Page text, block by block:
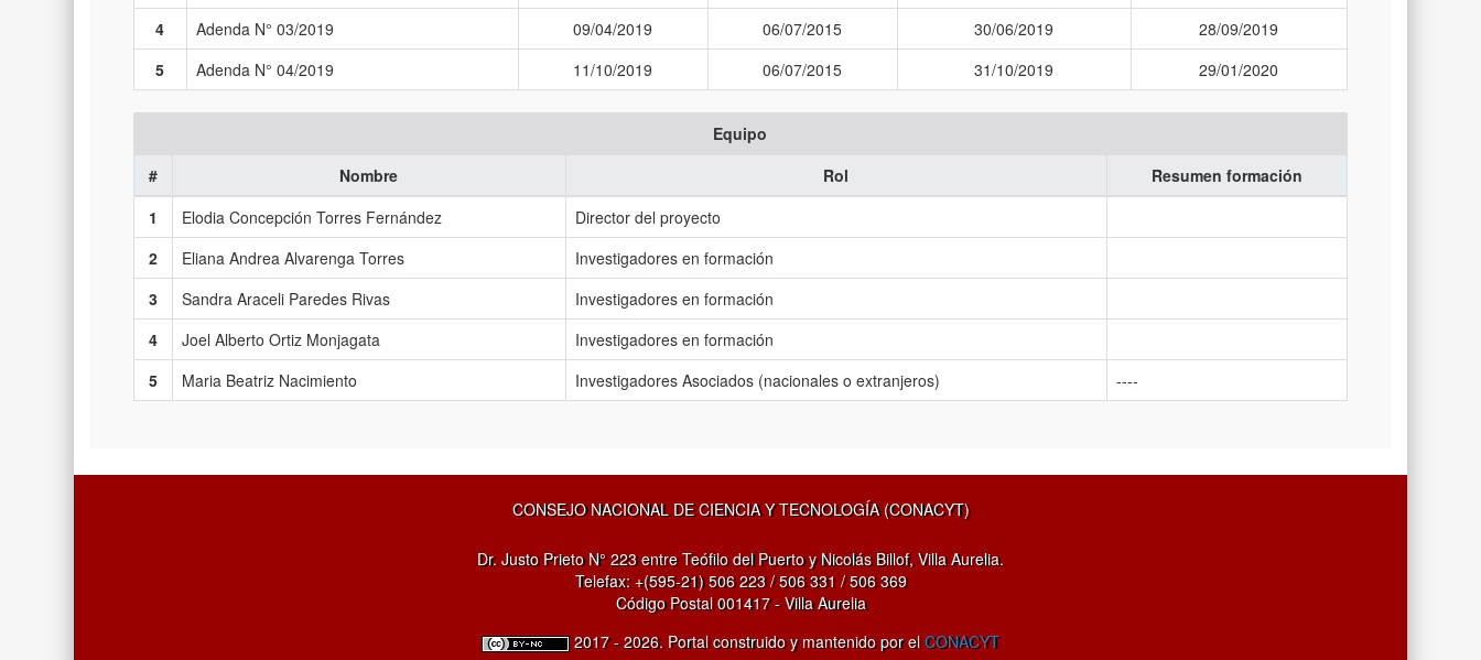
4
Adenda N° 03/2019 09/04/2019 06/07/2015 30/06/2019
28/09/2019
5
Adenda N° 04/2019 11/10/2019 06/07/2015 31/10/2019 29/01/2020
Equipo
#
Nombre Rol
Resumen formación
1
Elodia Concepción Torres Fernández
Director del proyecto
2
Eliana Andrea Alvarenga Torres
Investigadores en formación
3
Sandra Araceli Paredes Rivas
Investigadores en formación
4
Joel Alberto Ortiz Monjagata
Investigadores en formación
5
Maria Beatriz Nacimiento Investigadores Asociados (nacionales o extranjeros) ----
CONSEJO NACIONAL DE CIENCIA Y TECNOLOGÍA (CONACYT)
Dr. Justo Prieto N° 223 entre Teófilo del Puerto y Nicolás Billof, Villa Aurelia.
Telefax: +(595-21) 506 223 / 506 331 / 506 369
Código Postal 001417 - Villa Aurelia
2017 - 2026. Portal construido y mantenido por elCONACYT